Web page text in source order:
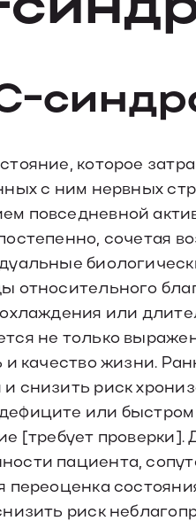
которое
с ним нервных
повседневной
сочетая
относительного
или
не только
качество жизни.
снизить риск
или
[требует
пациента,
переоценка
риск